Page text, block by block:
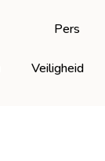
Pers
Veiligheid